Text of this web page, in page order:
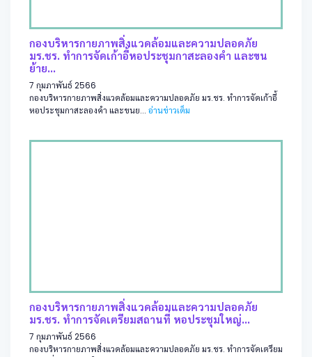
กองบริหารกายภาพสิ่งแวดล้อมและความปลอดภัย
มร.ชร. ทำการจัดเก้าอี้หอประชุมกาสะลองคำ และขน
ย้าย...
7 กุมภาพันธ์ 2566
กองบริหารกายภาพสิ่งแวดล้อมและความปลอดภัย มร.ชร. ทำการจัดเก้าอี้
หอประชุมกาสะลองคำ และขนย... อ่านข่าวเต็ม
กองบริหารกายภาพสิ่งแวดล้อมและความปลอดภัย
มร.ชร. ทำการจัดเตรียมสถานที่ หอประชุมใหญ่...
7 กุมภาพันธ์ 2566
กองบริหารกายภาพสิ่งแวดล้อมและความปลอดภัย มร.ชร. ทำการจัดเตรียม